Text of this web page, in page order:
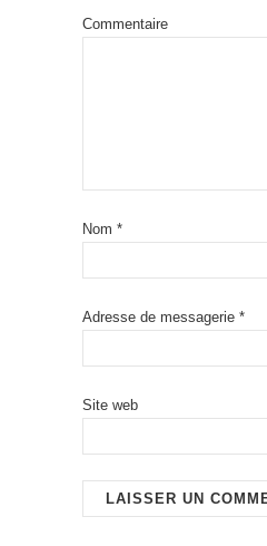
Commentaire
Nom *
Adresse de messagerie *
Site web